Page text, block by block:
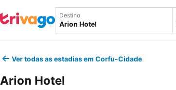
Destino
Ver todas as estadias em Corfu-Cidade
Arion Hotel